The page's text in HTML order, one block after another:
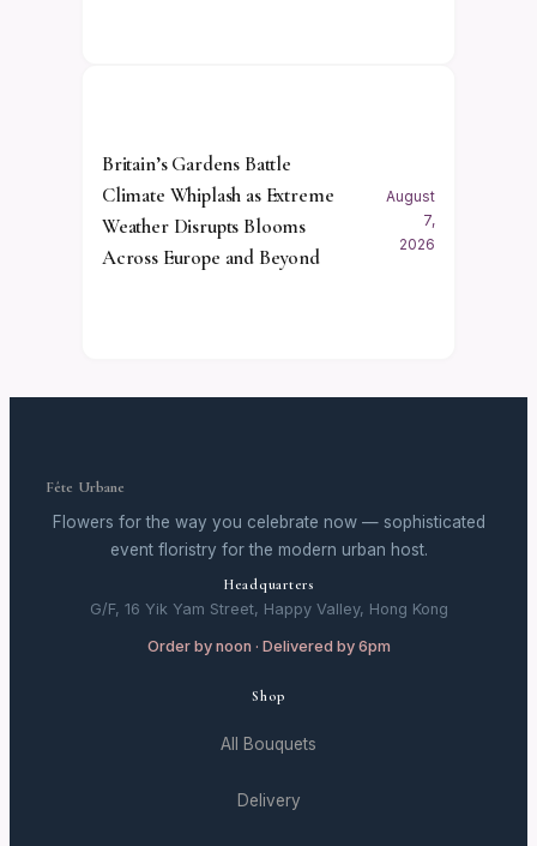
Britain’s Gardens Battle
Climate Whiplash as Extreme
Weather Disrupts Blooms
Across Europe and Beyond
August
7,
2026
Fête Urbane
Flowers for the way you celebrate now — sophisticated
event floristry for the modern urban host.
Headquarters
G/F, 16 Yik Yam Street, Happy Valley, Hong Kong
Order by noon · Delivered by 6pm
Shop
All Bouquets
Delivery